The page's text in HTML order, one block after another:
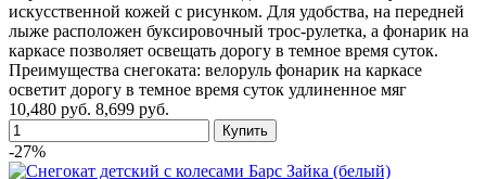
искусственной кожей с рисунком. Для удобства, на передней
лыже расположен буксировочный трос-рулетка, а фонарик на
каркасе позволяет освещать дорогу в темное время суток.
Преимущества снегоката: велоруль фонарик на каркасе
осветит дорогу в темное время суток удлиненное мяг
10,480 руб. 8,699 руб.
-27%